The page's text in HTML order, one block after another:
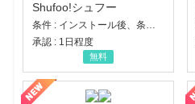
Shufoo!シュフー
条件 : インストール後、条件達成
承認 : 1日程度
無料